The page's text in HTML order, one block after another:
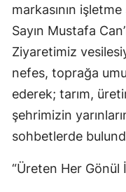
markasının
Sayın Mustafa
Ziyaretimiz
nefes, toprağa
ederek; tarım,
şehrimizin
sohbetlerde
“Üreten Her Gönül